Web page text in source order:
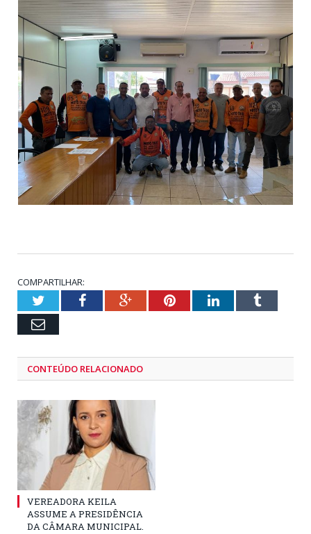
COMPARTILHAR:
TwitterFacebookGoogle+PinterestLinkedInTumblr
Email
CONTEÚDO RELACIONADO
VEREADORA KEILA
ASSUME A PRESIDÊNCIA
DA CÂMARA MUNICIPAL.